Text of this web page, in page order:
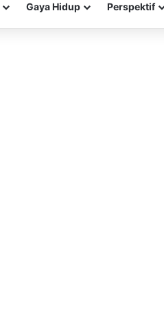
Gaya Hidup Perspektif